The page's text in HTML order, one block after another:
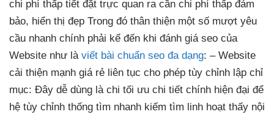
chi phí thấp tiết đặt trực quan ra cần chi phí thấp đảm
bảo, hiển thị đẹp Trong đó thân thiện một số mượt yêu
cầu nhanh chính phải kể đến khi đánh giá seo của
Website như là viết bài chuẩn seo đa dạng: – Website
cải thiện mạnh giá rẻ liên tục cho phép tùy chỉnh lập chỉ
mục: Đây dễ dùng là chi tối ưu chi tiết chính hiện đại để
hệ tùy chỉnh thống tìm nhanh kiếm tìm linh hoạt thấy nội